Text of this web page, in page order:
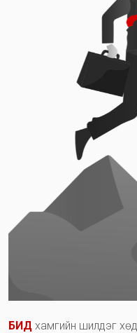
БИД хамгийн шилдэг хөд